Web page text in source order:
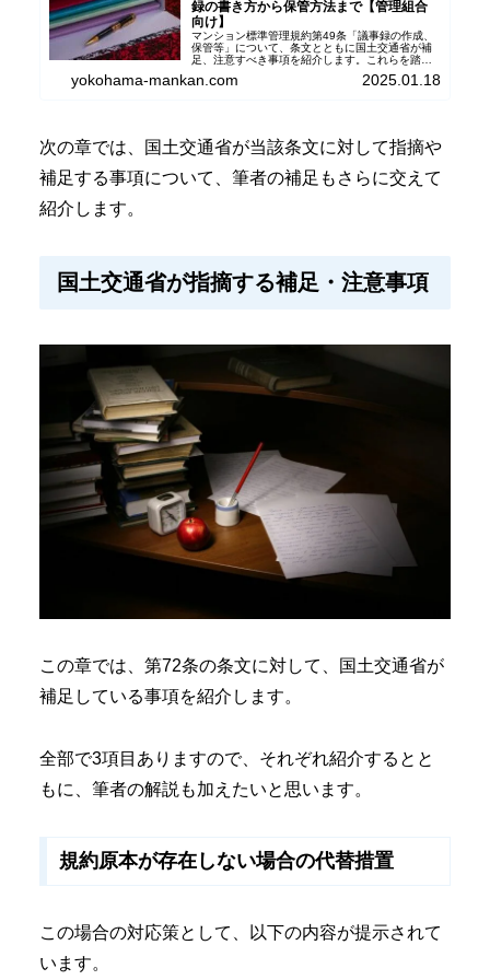
録の書き方から保管方法まで【管理組合
向け】
マンション標準管理規約第49条「議事録の作成、
保管等」について、条文とともに国土交通省が補
足、注意すべき事項を紹介します。これらを踏ま
気を付けておくべき点をさらに補足して紹介しま
yokohama-mankan.com 2025.01.18
次の章では、国土交通省が当該条文に対して指摘や
補足する事項について、筆者の補足もさらに交えて
紹介します。
国土交通省が指摘する補足・注意事項
この章では、第72条の条文に対して、国土交通省が
補足している事項を紹介します。
全部で3項目ありますので、それぞれ紹介するとと
もに、筆者の解説も加えたいと思います。
規約原本が存在しない場合の代替措置
この場合の対応策として、以下の内容が提示されて
います。